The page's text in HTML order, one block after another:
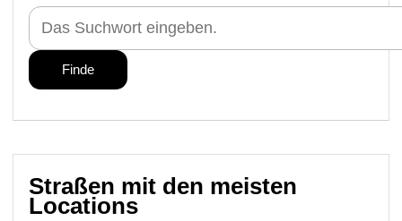
Straßen mit den meisten
Locations